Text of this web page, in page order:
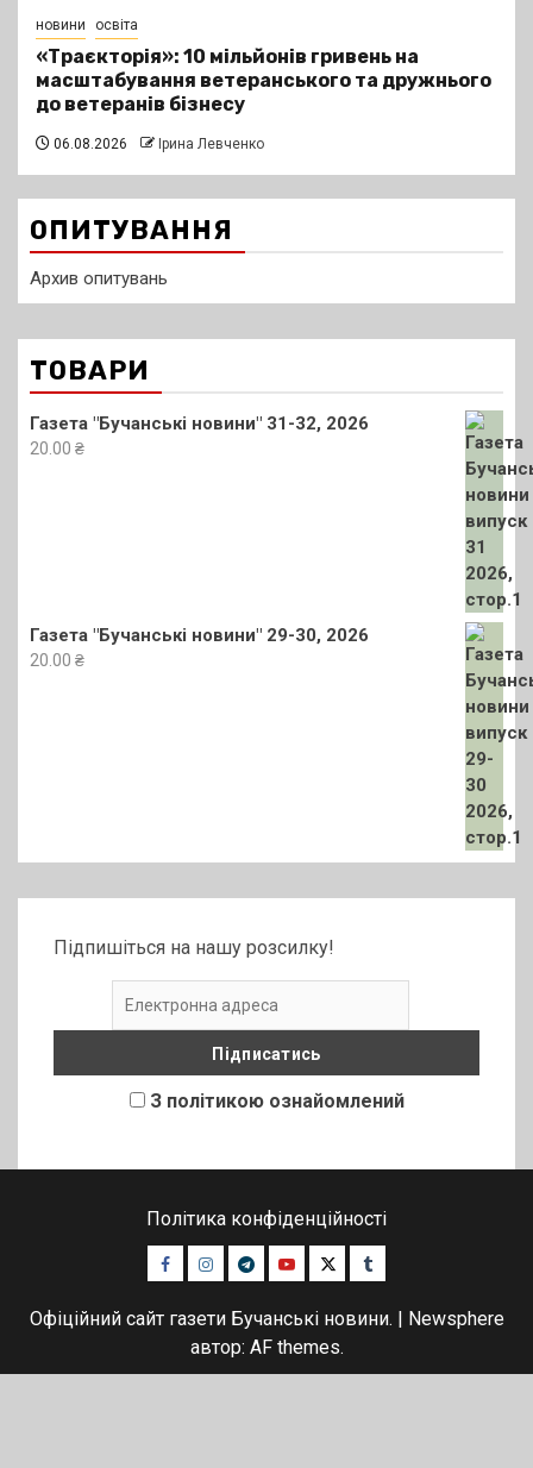
новини освіта
«Траєкторія»: 10 мільйонів гривень на
масштабування ветеранського та дружнього
до ветеранів бізнесу
06.08.2026 Ірина Левченко
ОПИТУВАННЯ
Архив опитувань
ТОВАРИ
Газета "Бучанські новини" 31-32, 2026
20.00 ₴
Газета "Бучанські новини" 29-30, 2026
20.00 ₴
Підпишіться на нашу розсилку!
З політикою ознайомлений
Політика конфіденційності
Facebook
Instagram
TelegramYoutubeTwitterTumblr
Офіційний сайт газети Бучанські новини.
Newsphere
автор: AF themes.